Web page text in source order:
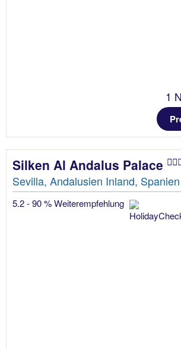
1
Silken Al Andalus Palace
Sevilla, Andalusien Inland, Spanien
5.2 - 90 % Weiterempfehlung